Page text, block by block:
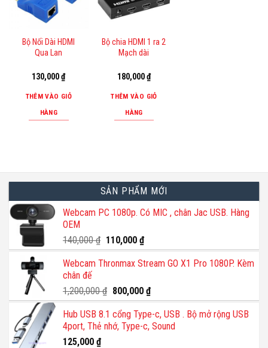
Bộ Nối Dài HDMI
Qua Lan
130,000₫
THÊM VÀO GIỎ
HÀNG
Bộ chia HDMI 1 ra 2
Mạch dài
180,000₫
THÊM VÀO GIỎ
HÀNG
SẢN PHẨM MỚI
Webcam PC 1080p. Có MIC , chân Jac USB. Hàng
OEM
140,000₫ Giá
gốc
là:
110,000 ₫Giá
hiện
tại
110,000 ₫.
Webcam Thronmax Stream GO X1 Pro 1080P. Kèm
chân đế
1,200,000₫ Giá
gốc
là:
1,200,000 ₫.
800,000 ₫Giá
hiện
tại
là:
Hub USB 8.1 cổng Type-c, USB . Bộ mở rộng USB
4port, Thẻ nhớ, Type-c, Sound
125,000 ₫